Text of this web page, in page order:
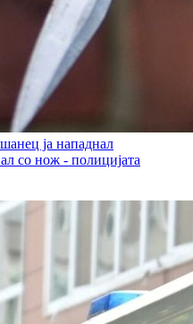
ја нападнал
со нож - полицијата